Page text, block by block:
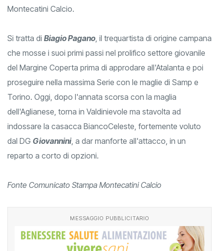
Montecatini Calcio.
Si tratta di Biagio Pagano, il trequartista di origine campana
che mosse i suoi primi passi nel prolifico settore giovanile
del Margine Coperta prima di approdare all'Atalanta e poi
proseguire nella massima Serie con le maglie di Samp e
Torino. Oggi, dopo l'annata scorsa con la maglia
dell'Aglianese, torna in Valdinievole ma stavolta ad
indossare la casacca BiancoCeleste, fortemente voluto
dal DG Giovannini, a dar manforte all'attacco, in un
reparto a corto di opzioni.
Fonte Comunicato Stampa Montecatini Calcio
MESSAGGIO PUBBLICITARIO